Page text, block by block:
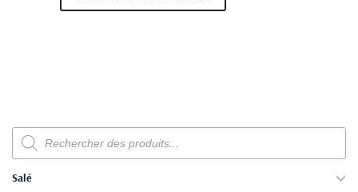
Recherche
de
produits
Salé